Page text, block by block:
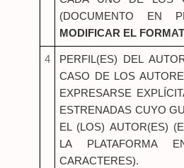
(DOCUMENTO EN
MODIFICAR EL
4
PERFIL(ES) DEL
CASO DE LOS
EXPRESARSE
ESTRENADAS CUYO
EL (LOS) AUTOR(ES)
LA PLATAFORMA
CARACTERES).